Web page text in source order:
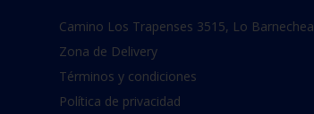
Camino Los Trapenses 3515, Lo Barnechea
Zona de Delivery
Términos y condiciones
Política de privacidad